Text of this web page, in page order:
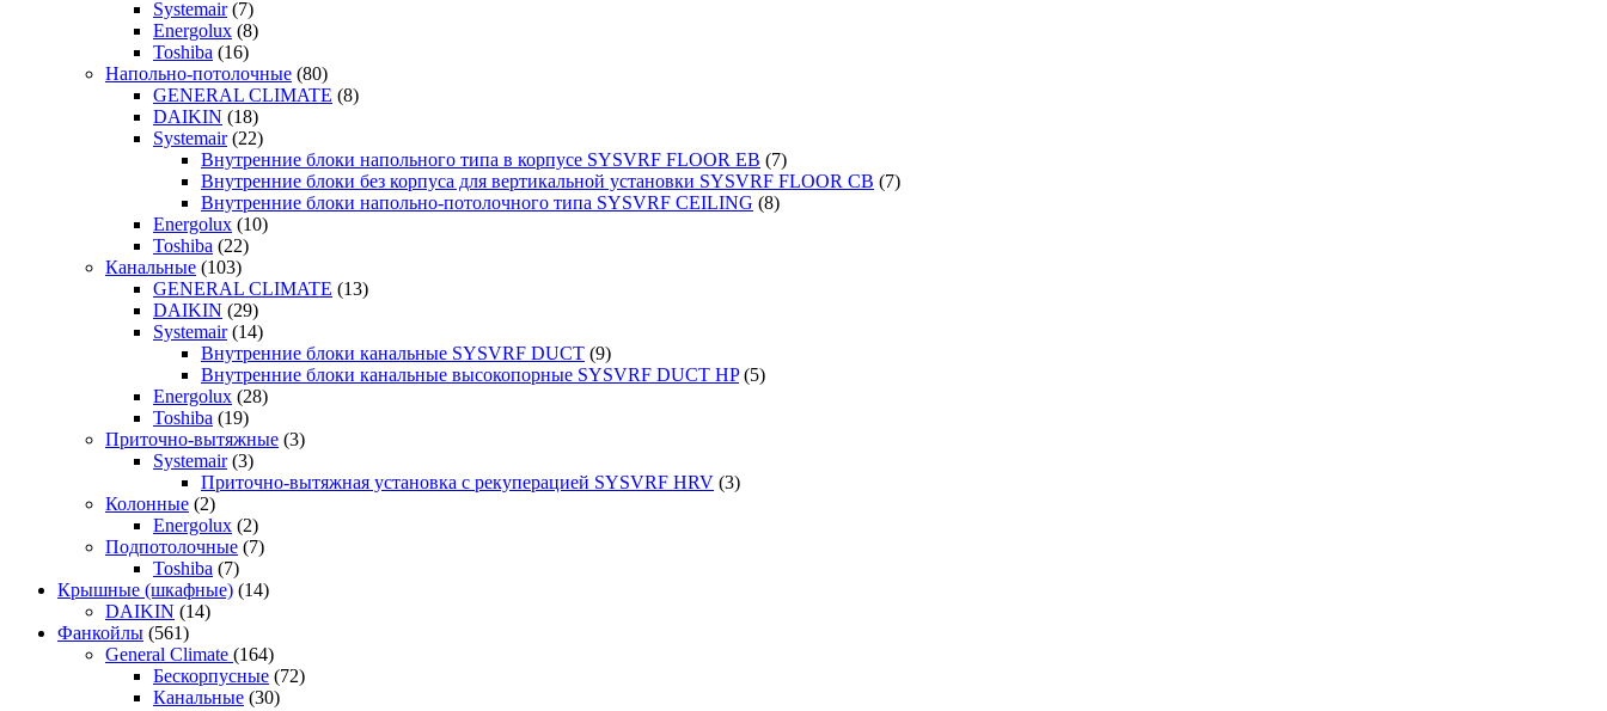
Systemair (7)
Energolux (8)
Toshiba (16)
Напольно-потолочные (80)
GENERAL CLIMATE (8)
DAIKIN (18)
Systemair (22)
Внутренние блоки напольного типа в корпусе SYSVRF FLOOR EB (7)
Внутренние блоки без корпуса для вертикальной установки SYSVRF FLOOR CB (7)
Внутренние блоки напольно-потолочного типа SYSVRF CEILING (8)
Energolux (10)
Toshiba (22)
Канальные (103)
GENERAL CLIMATE (13)
DAIKIN (29)
Systemair (14)
Внутренние блоки канальные SYSVRF DUCT (9)
Внутренние блоки канальные высокопорные SYSVRF DUCT HP (5)
Energolux (28)
Toshiba (19)
Приточно-вытяжные (3)
Systemair (3)
Приточно-вытяжная установка с рекуперацией SYSVRF HRV (3)
Колонные (2)
Energolux (2)
Подпотолочные (7)
Toshiba (7)
Крышные (шкафные) (14)
DAIKIN (14)
Фанкойлы (561)
General Climate (164)
Бескорпусные (72)
Канальные (30)